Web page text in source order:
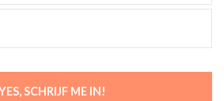
SCHRIJF ME IN!